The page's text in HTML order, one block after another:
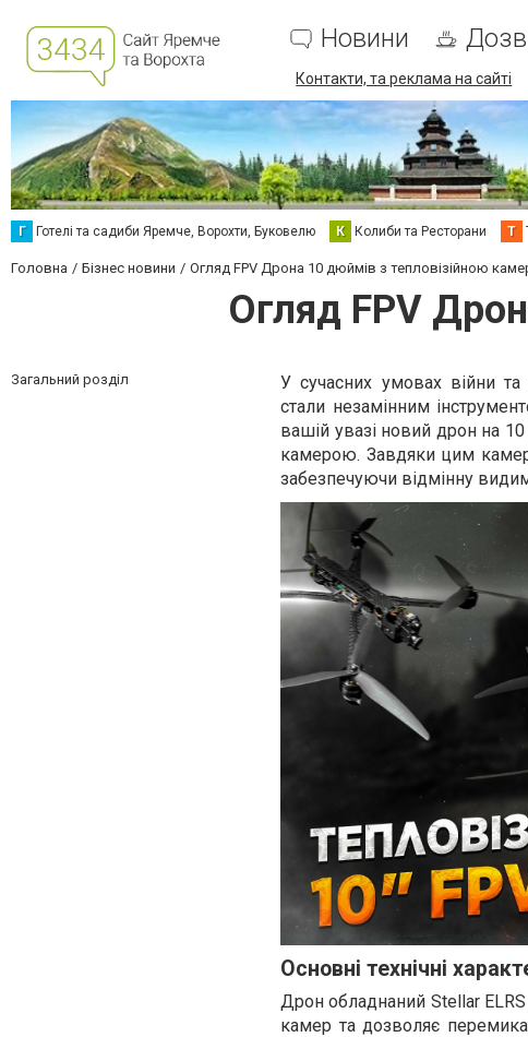
Новини
Контакти, та реклама на сайті
Г Готелі та садиби Яремче, Ворохти, Буковелю К Колиби та Ресторани Т
Головна Бізнес новини Огляд FPV Дрона 10 дюймів з тепловізійною
Огляд FPV
Загальний розділ
У сучасних умовах війни та
стали незамінним
вашій увазі новий дрон на
камерою. Завдяки цим
забезпечуючи відмінну
Основні технічні
Дрон обладнаний Stellar
камер та дозволяє